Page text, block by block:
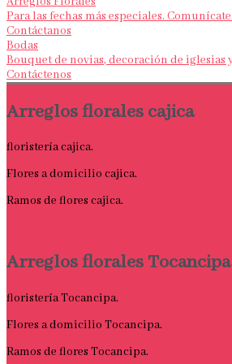
Para las fechas más especiales.
Contáctanos
Bodas
Bouquet de novias, decoración de iglesias
Contáctenos
Arreglos florales cajica
floristería cajica.
Flores a domicilio cajica.
Ramos de flores cajica.
Arreglos florales Tocancipa
floristería Tocancipa.
Flores a domicilio Tocancipa.
Ramos de flores Tocancipa.